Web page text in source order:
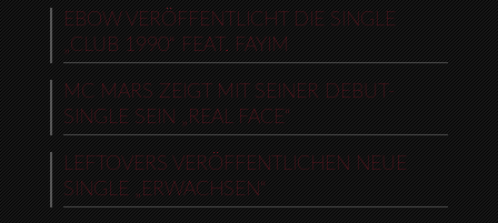
EBOW VERÖFFENTLICHT DIE SINGLE
„CLUB 1990“ FEAT. FAYIM
MC MARS ZEIGT MIT SEINER DEBUT-
SINGLE SEIN „REAL FACE“
LEFTOVERS VERÖFFENTLICHEN NEUE
SINGLE „ERWACHSEN“